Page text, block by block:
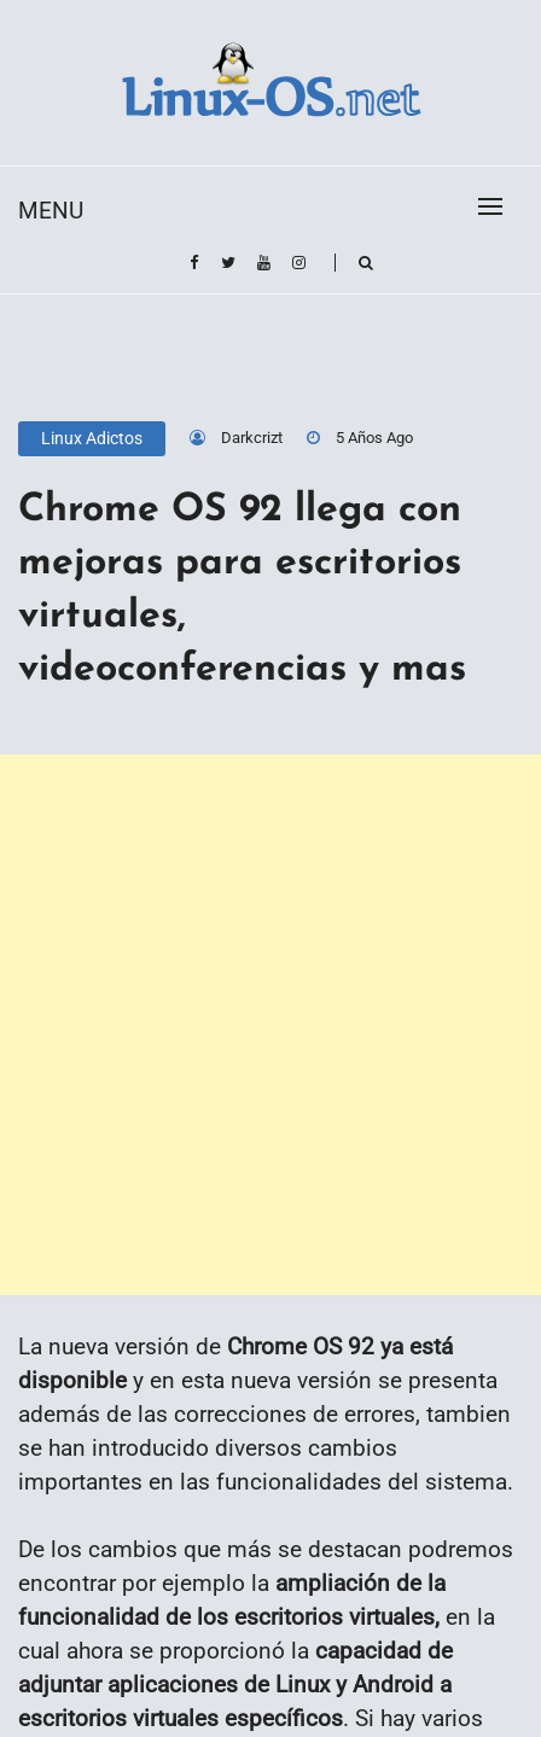
MENU
Linux Adictos Darkcrizt 5 Años Ago
Chrome OS 92 llega con
mejoras para escritorios
virtuales,
videoconferencias y mas
La nueva versión de Chrome OS 92 ya está
disponibley en esta nueva versión se presenta
además de las correcciones de errores, tambien
se han introducido diversos cambios
importantes en las funcionalidades del sistema.
De los cambios que más se destacan podremos
encontrar por ejemplo la ampliación de la
funcionalidad de los escritorios virtuales, en la
cual ahora se proporcionó la capacidad de
adjuntar aplicaciones de Linux y Android a
escritorios virtuales específicos. Si hay varios